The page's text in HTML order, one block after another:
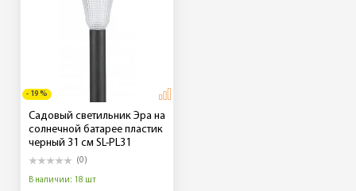
- 19 %
Садовый светильник Эра на
солнечной батарее пластик
черный 31 см SL-PL31
(0)
В наличии: 18 шт